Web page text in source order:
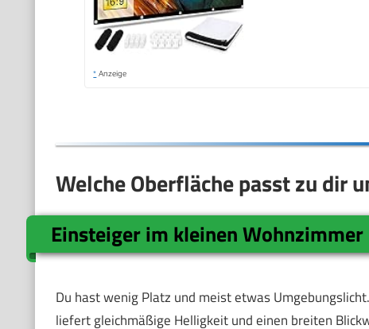
* Anzeige
Welche Oberfläche passt zu dir
Einsteiger im kleinen Wohnzimmer
Du hast wenig Platz und meist etwas
liefert gleichmäßige Helligkeit und einen breiten